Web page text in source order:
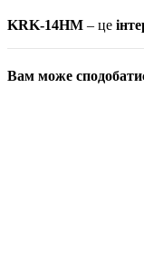
KRK-14HM – це
Вам може